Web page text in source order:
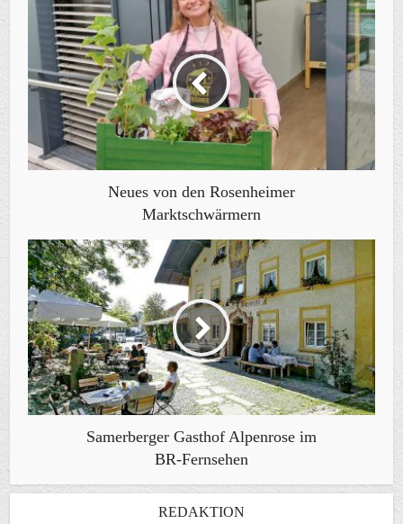
Neues von den Rosenheimer
Marktschwärmern
Samerberger Gasthof Alpenrose im
BR-Fernsehen
REDAKTION